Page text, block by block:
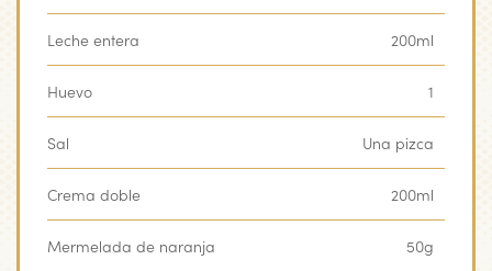
Leche entera 200ml
Huevo 1
Sal Una pizca
Crema doble 200ml
Mermelada de naranja 50g